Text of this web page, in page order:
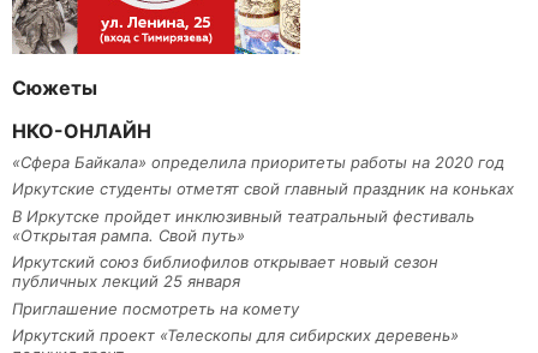
Сюжеты
НКО-ОНЛАЙН
«Сфера Байкала» определила приоритеты работы на 2020 год
Иркутские студенты отметят свой главный праздник на коньках
В Иркутске пройдет инклюзивный театральный фестиваль
«Открытая рампа. Свой путь»
Иркутский союз библиофилов открывает новый сезон
публичных лекций 25 января
Приглашение посмотреть на комету
Иркутский проект «Телескопы для сибирских деревень»